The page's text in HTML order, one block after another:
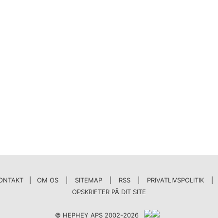
| OM OS SITEMAP RSS PRIVATLIVSPOLITIK
OPSKRIFTER PÅ DIT SITE
© HEPHEY APS 2002-2026